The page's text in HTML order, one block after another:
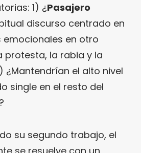
1) ¿Pasajero
discurso centrado en
emocionales en otro
protesta, la rabia y la
¿Mantendrían el alto nivel
single en el resto del
su segundo trabajo, el